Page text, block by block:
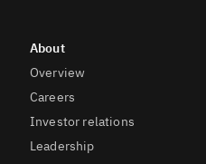
Overview
Careers
Investor relations
Leadership